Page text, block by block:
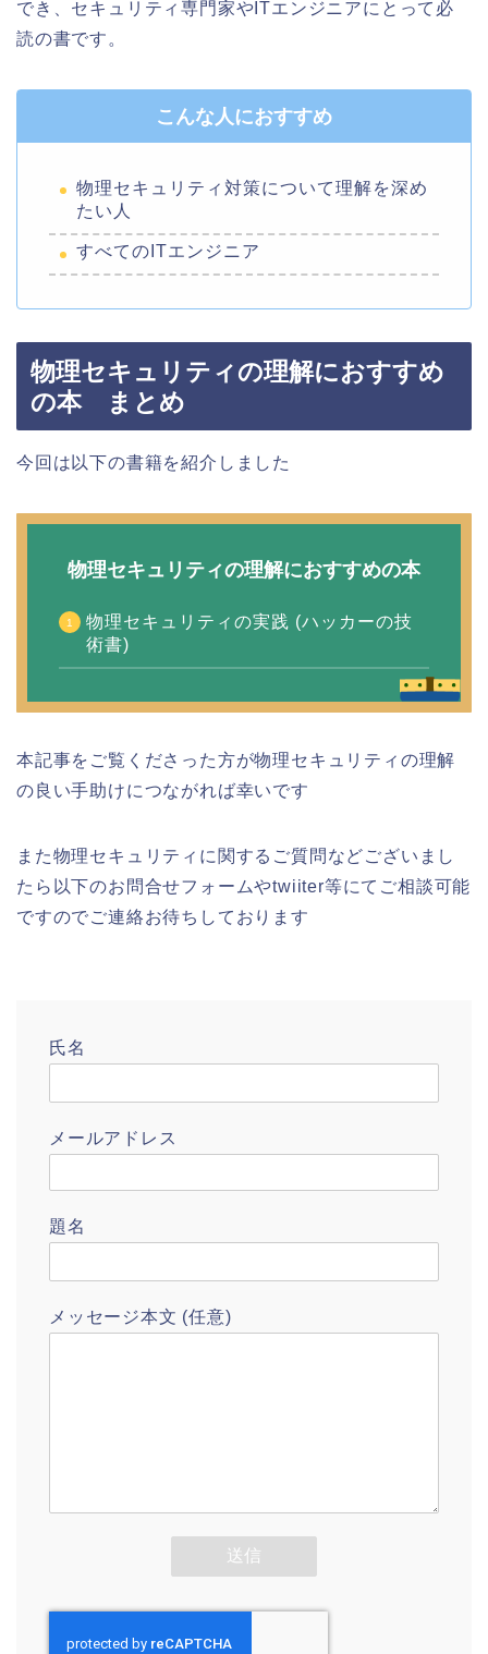
でき、セキュリティ専門家やITエンジニアにとって必
読の書です。
こんな人におすすめ
物理セキュリティ対策について理解を深め
たい人
すべてのITエンジニア
物理セキュリティの理解におすすめ
の本 まとめ
今回は以下の書籍を紹介しました
物理セキュリティの理解におすすめの本
物理セキュリティの実践 (ハッカーの技
術書)
本記事をご覧くださった方が物理セキュリティの理解
の良い手助けにつながれば幸いです
また物理セキュリティに関するご質問などございまし
たら以下のお問合せフォームやtwiiter等にてご相談可能
ですのでご連絡お待ちしております
氏名
メールアドレス
題名
メッセージ本文 (任意)